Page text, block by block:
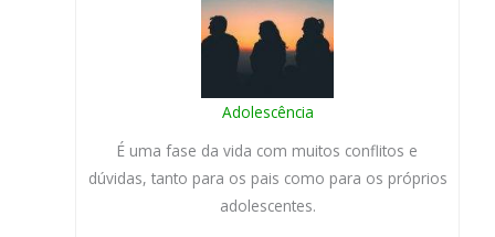
Adolescência
É uma fase da vida com muitos conflitos e
dúvidas, tanto para os pais como para os próprios
adolescentes.